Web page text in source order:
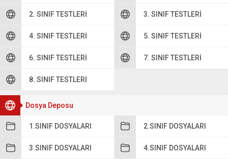
2. SINIF TESTLERI 3. SINIF TESTLERI
4. SINIF TESTLERI 5. SINIF TESTLERI
6. SINIF TESTLERI 7. SINIF TESTLERI
8. SINIF TESTLERI
Dosya Deposu
1.SINIF DOSYALARI 2.SINIF DOSYALARI
3.SINIF DOSYALARI 4.SINIF DOSYALARI